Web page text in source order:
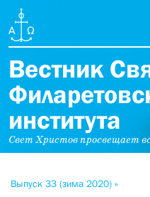
Вестник
института
Свет Христов просвещает
Выпуск 33 (зима 2020) »